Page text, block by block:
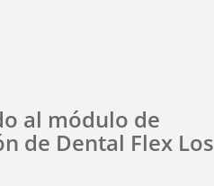
al módulo de
de Dental Flex Los